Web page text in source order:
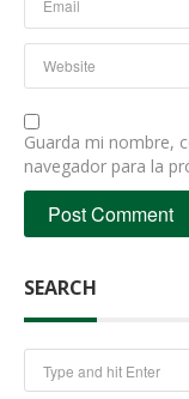
Guarda mi nombre,
navegador para la
SEARCH